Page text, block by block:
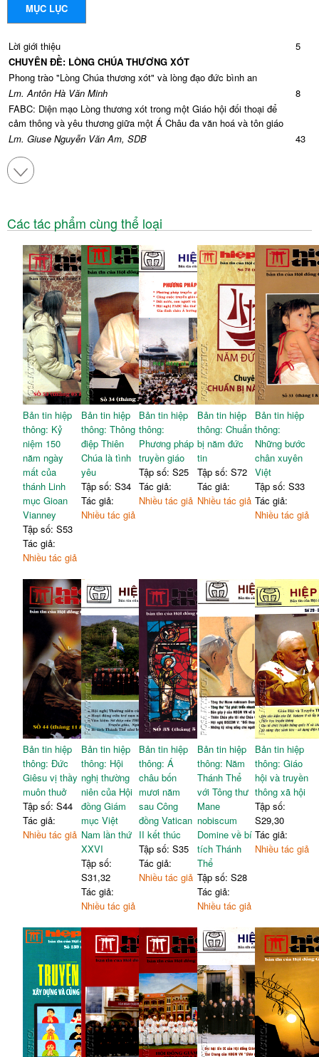
MỤC LỤC
Lời giới thiệu
5
CHUYÊN ĐỀ: LÒNG CHÚA THƯƠNG XÓT
Phong trào "Lòng Chúa thương xót" và lòng đạo đức bình an
Lm. Antôn Hà Văn Minh
8
FABC: Diện mạo Lòng thương xót trong một Giáo hội đối thoại để
cảm thông và yêu thương giữa một Á Châu đa văn hoá và tôn giáo
Lm. Giuse Nguyễn Văn Am, SDB
43
Lòng thương xót của Chúa: Khoa sư phạm Thần linh
Lm. Giuse Nguyễn Thịnh Phước, SDB
Gia đình: Linh ảnh của Lòng thương xót
Linh mục, Thừa tác viên của Lòng Chúa thương xót
Tài liệu hỗ trợ các cha giải tội và linh hướng của Thánh Bộ Giáo sĩ
Lm. Ernest Nguyễn Văn Hưởng
115
Lòng thương xót của Thiên Chúa được cử hành, tôn thờ và cảm mến
trong Thánh Thể
Lm. Phaolô Vũ Chis Hyr, SSS
134
MỤC VỤ: "ƠN GỌI VÀ SỨ MẠNG CỦA GIA ĐÌNH TRONG GIÁO
HỘI VÀ TRONG THẾ GIỚI HIỆN NAY"
Bản văn nền tảng của Thượng Hội đồng (THĐ)
Trần Anh Dũng
176
Cảm nhận và suy tư
Gm. Giuse Đinh Đức Đạo (Giám mục phó Gp. Xuân Lộc)
194
Tông huấn mới của Đức Thánh Cha Phanxicô "Amoris Laetitia"
(Niềm vui tình yêu)
Lm. James Martin, Dòng Tên
Minh Đức (chuyển ngữ)
202
VĂN HOÁ
Những đứa con của Thiên đàng
Lý Chánh Trung
209
Các tác phẩm cùng thể loại
Bản tin hiệp
thông: Kỷ
niệm 150
năm ngày
mất của
thánh Linh
mục Gioan
Vianney
Tập số: S53
Tác giả:
Nhiều tác giả
Bản tin hiệp
thông: Thông
điệp Thiên
Chúa là tình
yêu
Tập số: S34
Tác giả:
Nhiều tác giả
Bản tin hiệp
thông:
Phương pháp
truyền giáo
Tập số: S25
Tác giả:
Nhiều tác giả
Bản tin hiệp
thông: Chuẩn
bị năm đức
tin
Tập số: S72
Tác giả:
Nhiều tác giả
Bản tin hiệp
thông:
Những bước
chân xuyên
Việt
Tập số: S33
Tác giả:
Nhiều tác giả
Bản tin hiệp
thông: Đức
Giêsu vị thầy
muôn thuở
Tập số: S44
Tác giả:
Nhiều tác giả
Bản tin hiệp
thông: Hội
nghị thường
niên của Hội
đồng Giám
mục Việt
Nam lần thứ
XXVI
Tập số:
S31,32
Tác giả:
Nhiều tác giả
Bản tin hiệp
thông: Á
châu bốn
mươi năm
sau Công
đồng Vatican
II kết thúc
Tập số: S35
Tác giả:
Nhiều tác giả
Bản tin hiệp
thông: Năm
Thánh Thể
với Tông thư
Mane
nobiscum
Domine về bí
tích Thánh
Thể
Tập số: S28
Tác giả:
Nhiều tác giả
Bản tin hiệp
thông: Giáo
hội và truyền
thông xã hội
Tập số:
S29,30
Tác giả:
Nhiều tác giả